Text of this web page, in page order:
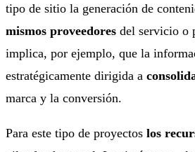
tipo de sitio la generación de
mismos proveedores del servicio o
implica, por ejemplo, que la
estratégicamente dirigida a
marca y la conversión.
Para este tipo de proyectos los